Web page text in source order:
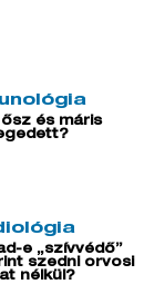
és máris
e „szívvédő”
szedni orvosi
nélkül?